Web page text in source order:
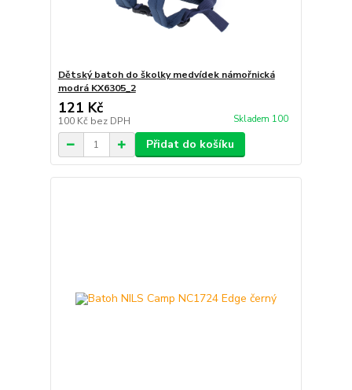
Dětský batoh do školky medvídek námořnická
modrá KX6305_2
121 Kč
100 Kč bez DPH Skladem 100
Přidat do košíku